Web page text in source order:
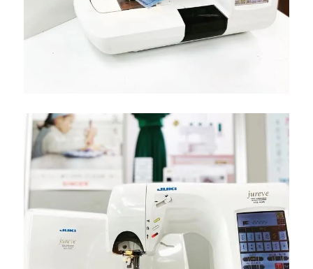
ン
ナ
北
の
客
ご